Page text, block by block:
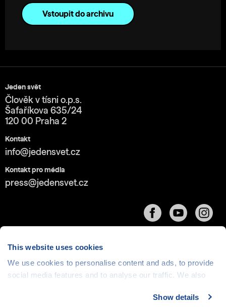
This website uses cookies
We use cookies to personalise content and ads, to provide
social media features and to analyse our traffic. We also
media, advertising and analytics partners who may
Show details
Vstoupit do archivu
Jeden svět
Člověk v tísni o.p.s.
Šafaříkova 635/24
120 00 Praha 2
Kontakt
info@jedensvet.cz
Kontakt pro média
press@jedensvet.cz
Cookies| © 1999-2026 Člověk v tísni o.p.s., web běží